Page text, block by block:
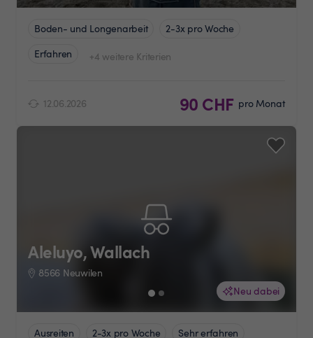
Boden- und Longenarbeit
2-3x pro Woche
Erfahren
+4 weitere Kriterien
12.06.2026 90 CHF pro Monat
Neu dabei
Aleluyo, Wallach
8566 Neuwilen
Ausreiten 2-3x pro Woche
Sehr erfahren